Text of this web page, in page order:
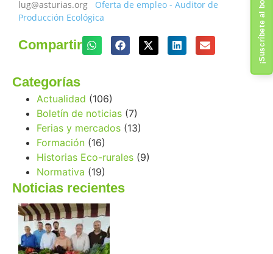
lug@asturias.org Oferta de empleo - Auditor de
Producción Ecológica
Compartir
Categorías
Actualidad (106)
Boletín de noticias (7)
Ferias y mercados (13)
Formación (16)
Historias Eco-rurales (9)
Normativa (19)
Noticias recientes
¡Suscríbete al boletín!